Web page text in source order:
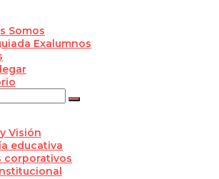
Somos
Exalumnos
Visión
educativa
corporativos